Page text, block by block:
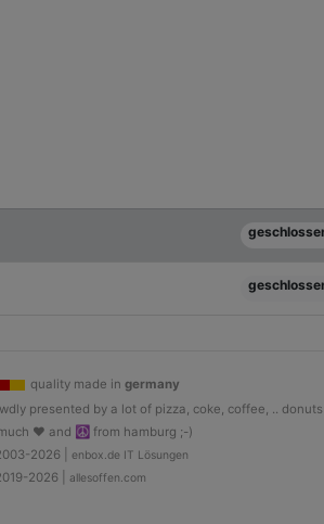
quality made in germany
presented by a lot of pizza, coke, coffee, ..
♥ and ☮ from hamburg ;-)
2026 | enbox.de IT Lösungen
2026 | allesoffen.com